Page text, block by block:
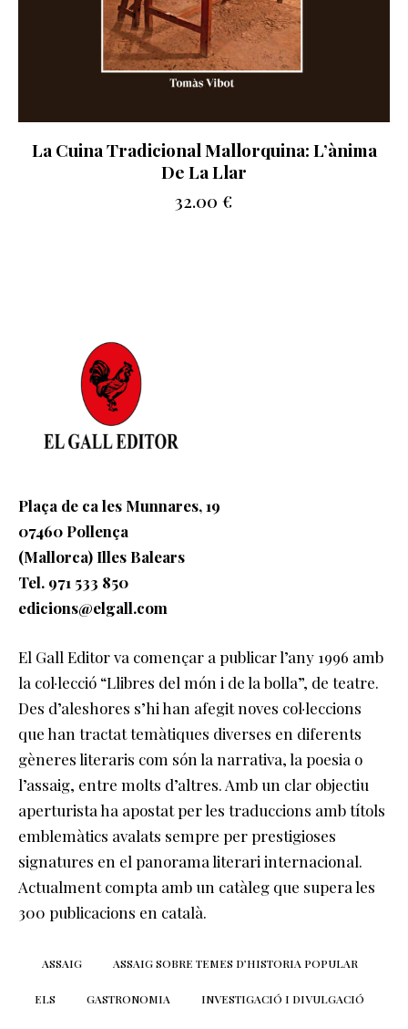
La Cuina Tradicional Mallorquina: L’ànima
De La Llar
32.00 €
Plaça de ca les Munnares, 19
07460 Pollença
(Mallorca) Illes Balears
Tel. 971 533 850
edicions@elgall.com
El Gall Editor va començar a publicar l’any 1996 amb
la col·lecció “Llibres del món i de la bolla”, de teatre.
Des d’aleshores s’hi han afegit noves col·leccions
que han tractat temàtiques diverses en diferents
gèneres literaris com són la narrativa, la poesia o
l’assaig, entre molts d’altres. Amb un clar objectiu
aperturista ha apostat per les traduccions amb títols
emblemàtics avalats sempre per prestigioses
signatures en el panorama literari internacional.
Actualment compta amb un catàleg que supera les
300 publicacions en català.
ASSAIG ASSAIG SOBRE TEMES D’HISTORIA POPULAR
ELS GASTRONOMIA INVESTIGACIÓ I DIVULGACIÓ